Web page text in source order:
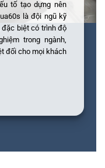
tố tạo dựng nên
là đội ngũ kỹ
đặc biệt có trình độ
trong ngành,
đối cho mọi khách